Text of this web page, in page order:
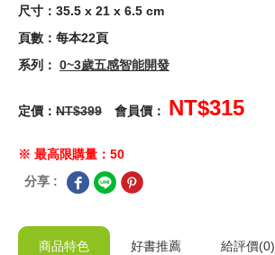
尺寸：35.5 x 21 x 6.5 cm
頁數：每本22頁
系列： 0~3歲五感智能開發
定價： NT$399 會員價： NT$315
※ 最高限購量：50
分享 :
商品特色 好書推薦 給評價(0)